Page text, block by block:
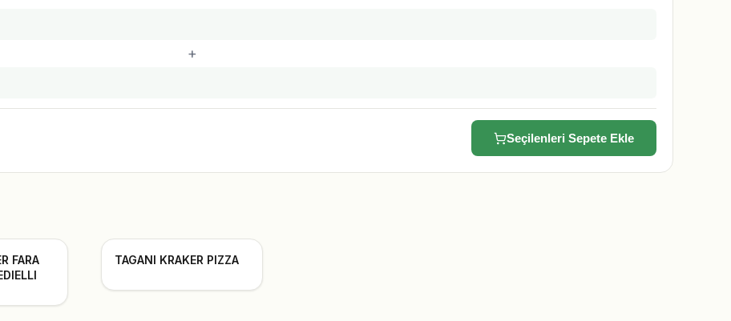
+
Seçilenleri Sepete Ekle
FARA
TAGANI KRAKER PIZZA